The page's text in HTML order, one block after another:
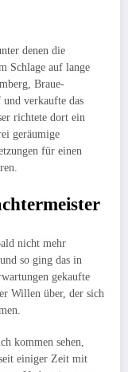
denen die
Schlage auf lange
Braue­
verkaufte das
richtete dort ein
geräumige
für einen
nicht mehr
so ging das in
gekaufte
Willen über, der sich
kommen sehen,
einiger Zeit mit